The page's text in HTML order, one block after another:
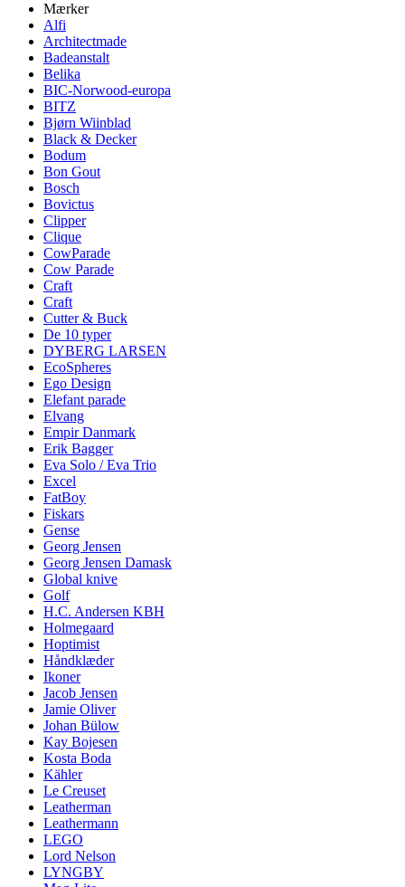
Mærker
Alfi
Architectmade
Badeanstalt
Belika
BIC-Norwood-europa
BITZ
Bjørn Wiinblad
Black & Decker
Bodum
Bon Gout
Bosch
Bovictus
Clipper
Clique
CowParade
Cow Parade
Craft
Craft
Cutter & Buck
De 10 typer
DYBERG LARSEN
EcoSpheres
Ego Design
Elefant parade
Elvang
Empir Danmark
Erik Bagger
Eva Solo / Eva Trio
Excel
FatBoy
Fiskars
Gense
Georg Jensen
Georg Jensen Damask
Global knive
Golf
H.C. Andersen KBH
Holmegaard
Hoptimist
Håndklæder
Ikoner
Jacob Jensen
Jamie Oliver
Johan Bülow
Kay Bojesen
Kosta Boda
Kähler
Le Creuset
Leatherman
Leathermann
LEGO
Lord Nelson
LYNGBY